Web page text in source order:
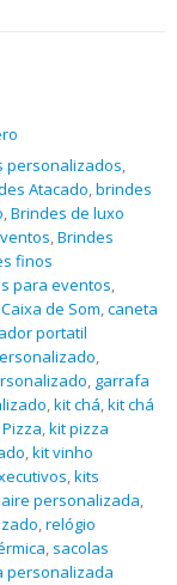
personalizados,
Atacado,brindes
,Brindes de luxo
,Brindes
finos
para eventos,
Caixa de Som,caneta
portatil
,
, garrafa
,kit chá,kit chá
,kit pizza
,kit vinho
,kits
personalizada,
,relógio
, sacolas
personalizada